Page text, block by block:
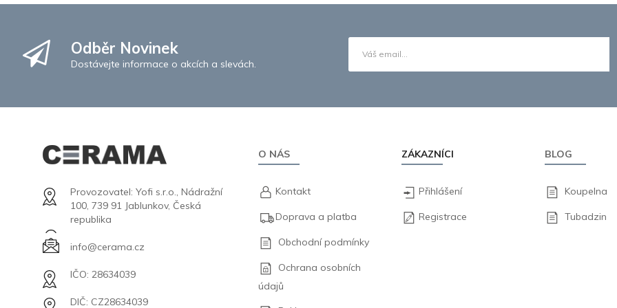
Odběr Novinek
Dostávejte informace o akcích a slevách.
Provozovatel: Yofi s.r.o., Nádražní
100, 739 91 Jablunkov, Česká
republika
info@cerama.cz
IČO: 28634039
DIČ: CZ28634039
O NÁS
Kontakt
Doprava a platba
Obchodní podmínky
Ochrana osobních
údajů
ZÁKAZNÍCI
Přihlášení
Registrace
BLOG
Koupelna
Tubadzin